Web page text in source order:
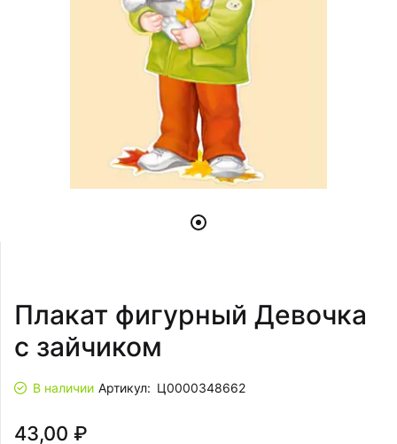
Плакат фигурный Девочка
с зайчиком
В наличии Артикул: Ц0000348662
43,00 ₽